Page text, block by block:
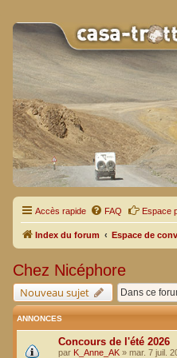
Accès rapide FAQ Espace
Index du forum Espace de
Chez Nicéphore
Nouveau sujet
ANNONCES
Concours de l'été 2026
par K_Anne_AK » mar. 7 juil.